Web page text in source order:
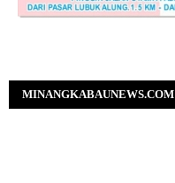
MINANGKABAUNEWS.COM